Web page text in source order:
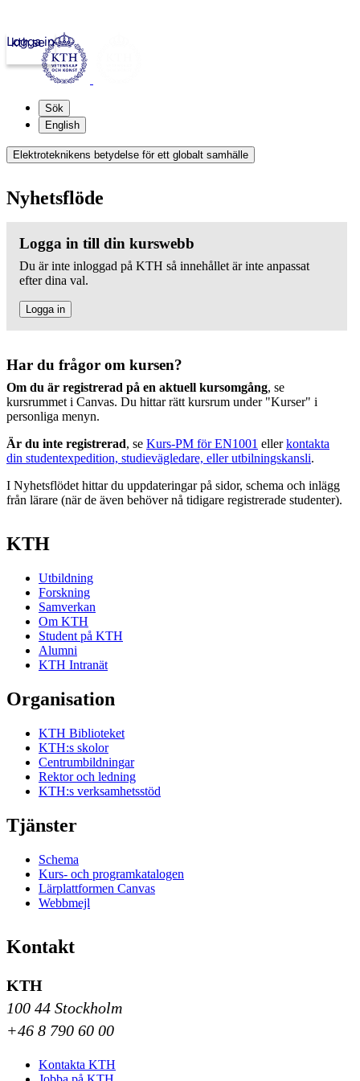
kth.se
Logga in
Sök
English
Elektroteknikens betydelse för ett globalt samhälle
Nyhetsflöde
Logga in till din kurswebb
Du är inte inloggad på KTH så innehållet är inte anpassat
efter dina val.
Logga in
Har du frågor om kursen?
Om du är registrerad på en aktuell kursomgång, se
kursrummet i Canvas. Du hittar rätt kursrum under "Kurser" i
personliga menyn.
Är du inte registrerad, se Kurs-PM för EN1001 ellerkontakta
din studentexpedition, studievägledare, eller utbilningskansli.
I Nyhetsflödet hittar du uppdateringar på sidor, schema och inlägg
från lärare (när de även behöver nå tidigare registrerade studenter).
KTH
Utbildning
Forskning
Samverkan
Om KTH
Student på KTH
Alumni
KTH Intranät
Organisation
KTH Biblioteket
KTH:s skolor
Centrumbildningar
Rektor och ledning
KTH:s verksamhetsstöd
Tjänster
Schema
Kurs- och programkatalogen
Lärplattformen Canvas
Webbmejl
Kontakt
KTH
100 44 Stockholm
+46 8 790 60 00
Kontakta KTH